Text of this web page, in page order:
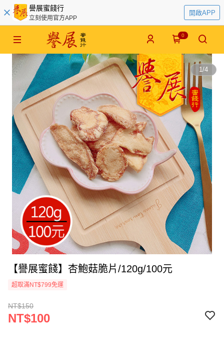
譽展蜜餞行
立刻使用官方APP
開啟APP
0
1/4
【譽展蜜餞】杏鮑菇脆片/120g/100元
超取滿NT$799免運
NT$150
NT$100